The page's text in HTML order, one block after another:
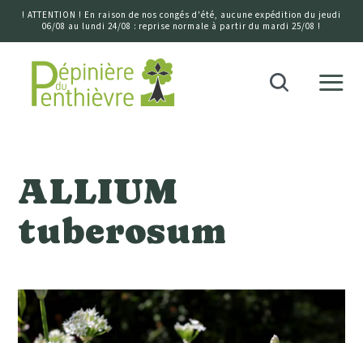
! ATTENTION ! En raison de nos congés d'été, aucune expédition du jeudi
06/08 au lundi 24/08 : reprise normale à partir du mardi 25/08 !
Accueil
ALLIUM
tuberosum